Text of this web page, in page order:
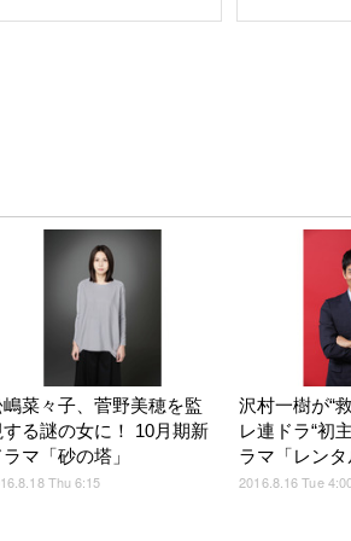
嶋菜々子、菅野美穂を監
する謎の女に！ 10月期新
ラマ「砂の塔」
Thu 6:15
沢村一樹が“
レ連ドラ“初
ラマ「レンタ
2016.8.16 Tue